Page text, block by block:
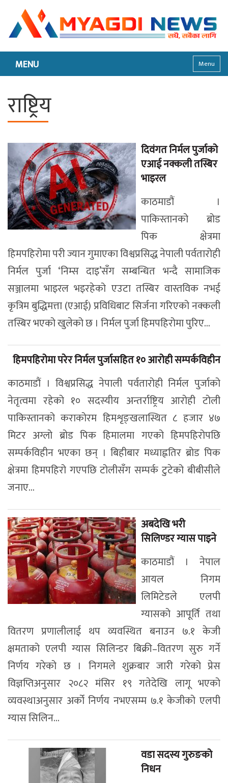
MENU Menu
राष्ट्रिय
दिवंगत निर्मल पुर्जाको
एआई नक्कली तस्बिर
भाइरल
काठमाडौं ।
पाकिस्तानको ब्रोड
पिक क्षेत्रमा
हिमपहिरोमा परी ज्यान गुमाएका विश्वप्रसिद्ध नेपाली पर्वतारोही
निर्मल पुर्जा ‘निम्स दाइ’सँग सम्बन्धित भन्दै सामाजिक
सञ्जालमा भाइरल भइरहेको एउटा तस्बिर वास्तविक नभई
कृत्रिम बुद्धिमत्ता (एआई) प्रविधिबाट सिर्जना गरिएको नक्कली
तस्बिर भएको खुलेको छ । निर्मल पुर्जा हिमपहिरोमा पुरिए...
हिमपहिरोमा परेर निर्मल पुर्जासहित १० आरोही सम्पर्कविहीन
काठमाडौं । विश्वप्रसिद्ध नेपाली पर्वतारोही निर्मल पुर्जाको
नेतृत्वमा रहेको १० सदस्यीय अन्तर्राष्ट्रिय आरोही टोली
पाकिस्तानको कराकोरम हिमशृङ्खलास्थित ८ हजार ४७
मिटर अग्लो ब्रोड पिक हिमालमा गएको हिमपहिरोपछि
सम्पर्कविहीन भएका छन् । बिहीबार मध्याह्नतिर ब्रोड पिक
क्षेत्रमा हिमपहिरो गएपछि टोलीसँग सम्पर्क टुटेको बीबीसीले
जनाए...
अबदेखि भरी
सिलिण्डर ग्यास पाइने
काठमाडौं । नेपाल
आयल निगम
लिमिटेडले एलपी
ग्यासको आपूर्ति तथा
वितरण प्रणालीलाई थप व्यवस्थित बनाउन ७.१ केजी
क्षमताको एलपी ग्यास सिलिन्डर बिक्री–वितरण सुरु गर्ने
निर्णय गरेको छ । निगमले शुक्रबार जारी गरेको प्रेस
विज्ञप्तिअनुसार २०८२ मंसिर १९ गतेदेखि लागू भएको
व्यवस्थाअनुसार अर्को निर्णय नभएसम्म ७.१ केजीको एलपी
ग्यास सिलिन...
वडा सदस्य गुरुङको
निधन